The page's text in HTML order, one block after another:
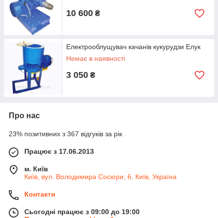
10 600 ₴
Електрооблущувач качанів кукурудзи Елук
Немає в наявності
3 050 ₴
Про нас
23% позитивних з 367 відгуків за рік
Працює з 17.06.2013
м. Київ
Київ, вул. Володимира Сосюри, 6, Київ, Україна
Контакти
Сьогодні працює з 09:00 до 19:00